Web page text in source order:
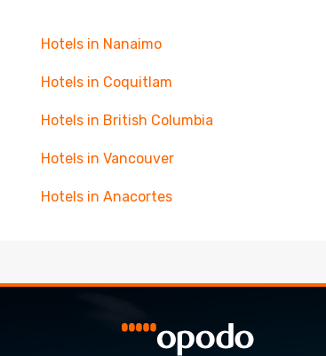
Hotels in Nanaimo
Hotels in Coquitlam
Hotels in British Columbia
Hotels in Vancouver
Hotels in Anacortes